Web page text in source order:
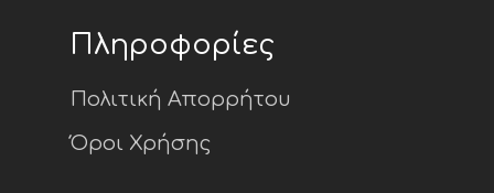
Πληροφορίες
Πολιτική Απορρήτου
Όροι Χρήσης